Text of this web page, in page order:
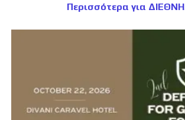
Περισσότερα για ΔΙΕΘΝΗ